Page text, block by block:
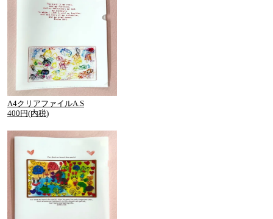
A4クリアファイルA.S
400円(内税)